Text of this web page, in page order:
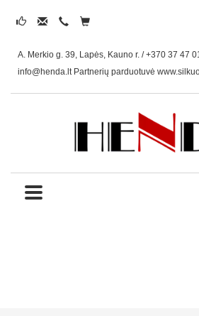
A. Merkio g. 39, Lapės, Kauno r. / +370 37 47
info@henda.ltPartnerių parduotuvė